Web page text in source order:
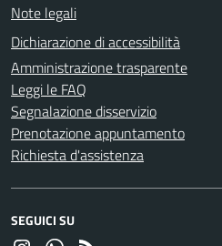
Note legali
Dichiarazione di accessibilità
Amministrazione trasparente
Leggi le FAQ
Segnalazione disservizio
Prenotazione appuntamento
Richiesta d'assistenza
SEGUICI SU